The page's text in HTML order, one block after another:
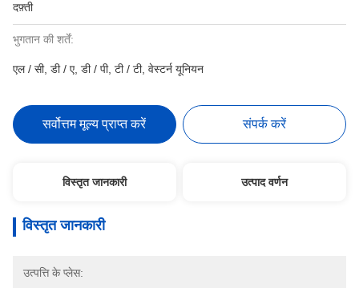
दफ़्ती
भुगतान की शर्तें:
एल / सी, डी / ए, डी / पी, टी / टी, वेस्टर्न यूनियन
सर्वोत्तम मूल्य प्राप्त करें संपर्क करें
विस्तृत जानकारी उत्पाद वर्णन
विस्तृत जानकारी
उत्पत्ति के प्लेस: